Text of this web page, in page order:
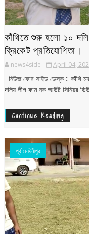
কাঁথিতে শুরু হলো ১০
ক্রিকেট প্রতিযোগিতা।
news4side April 04,
নিউজ ফোর সাইড ডেস্ক :: কাঁথি
দলিয় লীগ কাম নক আউট সিনিয়র
Continue Reading
পূর্ব মেদিনীপুর